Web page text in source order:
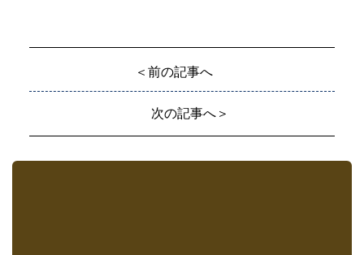
＜前の記事へ
次の記事へ＞